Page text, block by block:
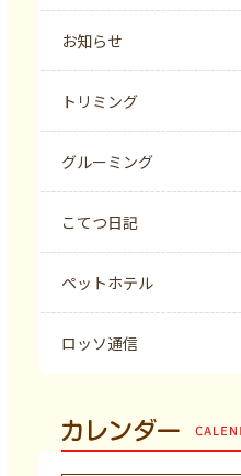
お知らせ
トリミング
グルーミング
こてつ日記
ペットホテル
ロッソ通信
カレンダー